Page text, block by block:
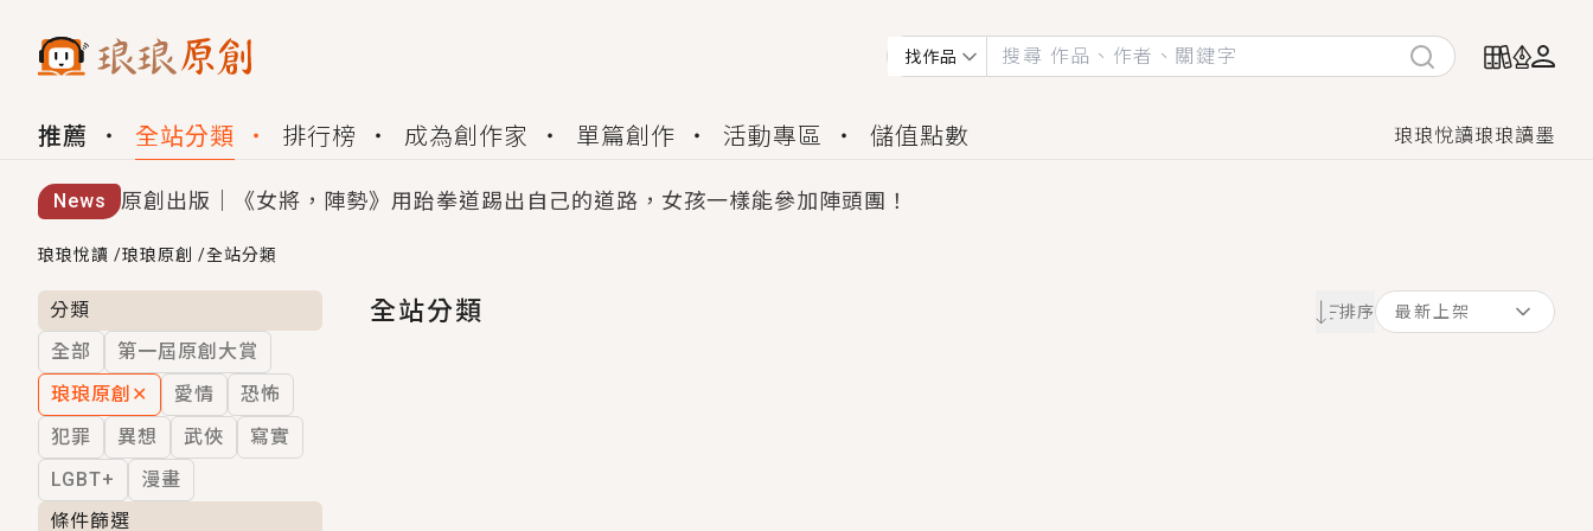
找作品
推薦 全站分類 排行榜 成為創作家 單篇創作 活動專區 儲值點數 琅琅悅讀琅琅讀墨
News 原創出版｜《女將，陣勢》用跆拳道踢出自己的道路，女孩一樣能參加陣頭團！
創,作家招募｜華文小說創作首選！有機會獲得豐富廣宣資源、專屬服務與獨享福利！
小編心動書單｜《離婚你提的，二婚嫁大佬，你哭什麼？》追妻火葬場！前夫失憶移情別戀，她頭也不回找新歡，他居然還後悔了？
GL｜《夏日與檸檬與重疊世界》炎熱的夏日、檸檬的香氣、互相愛慕的兩位少女，今夏最推純愛GL漫畫！
BL｜《費洛蒙中毒》救命！特殊費洛蒙體質世界觀，無法抗拒的吸引力，已中毒Σ>―(〃°ω°〃)♡→
OMG你嚇到我了｜《陰陽鬼店》上班族買了房子模型，但現實中買下的竟是屬於他的停屍櫃？！
言情｜《國語推行員》每個人心中都有一個連自己也無法改變的永恆， 他的一生將不由自主追逐著她……
琅琅悅讀 /琅琅原創 /全站分類
分類
全部
第一屆原創大賞
琅琅原創 ✕ 愛情
恐怖
犯罪
異想 武俠
寫實
LGBT+
漫畫
條件篩選
全站分類 排序 最新上架